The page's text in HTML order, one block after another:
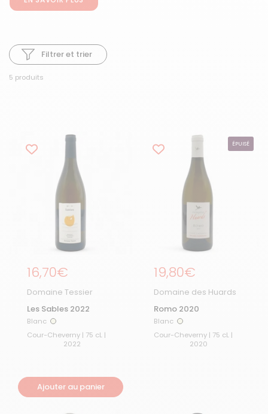
5 produits
Filtrer et trier
Prix régulier
16,70€
Domaine Tessier
Les Sables 2022
Blanc Blanc
Cour-Cheverny | 75 cL |
2022
Ajouter au panier
ÉPUISÉ
Prix régulier
19,80€
Domaine des Huards
Romo 2020
Blanc Blanc
Cour-Cheverny | 75 cL |
2020